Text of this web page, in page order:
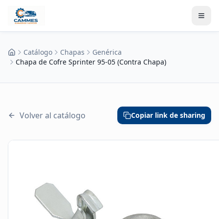
InicioCatálogo Chapas
Genérica
Chapa de Cofre Sprinter 95-05 (Contra Chapa)
Volver al catálogo Copiar link de sharing